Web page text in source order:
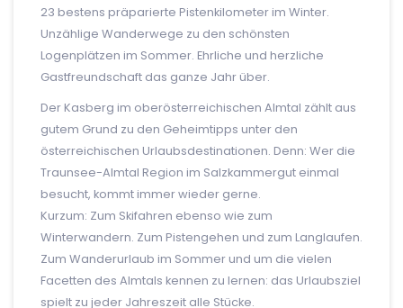
23 bestens präparierte Pistenkilometer im Winter.
Unzählige Wanderwege zu den schönsten
Logenplätzen im Sommer. Ehrliche und herzliche
Gastfreundschaft das ganze Jahr über.
Der Kasberg im oberösterreichischen Almtal zählt aus
gutem Grund zu den Geheimtipps unter den
österreichischen Urlaubsdestinationen. Denn: Wer die
Traunsee-Almtal Region im Salzkammergut einmal
besucht, kommt immer wieder gerne.
Kurzum: Zum Skifahren ebenso wie zum
Winterwandern. Zum Pistengehen und zum Langlaufen.
Zum Wanderurlaub im Sommer und um die vielen
Facetten des Almtals kennen zu lernen: das Urlaubsziel
spielt zu jeder Jahreszeit alle Stücke.